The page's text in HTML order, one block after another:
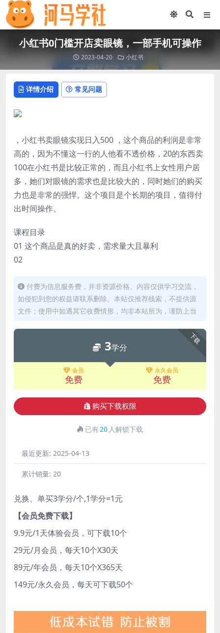
小红书0门槛开店卖眼镜，一部手机可操作
2023-04-20 小红书
详情介绍 常见问题
，小红书卖眼镜实现日入500 ，这个商品的利润是非常
高的，因为不懂这一行的人他看不透价格，20的东西卖
100在小红书是比较正常的，而且小红书上女性用户居
多，她们对眼镜的需求也是比较大的，同时她们的购买
力也是非常的强悍。这个项目是个长期的项目，值得付
出时间操作。
课程目录
01 这个商品是真的好卖，需求量大且暴利
02
付费为信息服务费，并非资源价格。内容仅供学习交流，
如侵犯到您的权益请联系删除。本站仅推荐线索，不提供源
文件；使用中如遇其它收费情形，均非本站所为，谨防上当
下载
3学分
会员
免费
永久会员
免费
购买下载权限
已有20 人解锁下载
最近更新: 2025-04-13
累计销量: 20
兑换、单买3学分/个,1学分=1元
【会员免费下载】
9.9元/1天体验会员，可下载10个
29元/月会员，每天10个X30天
89元/年会员，每天10个X365天
149元/永久会员，每天可下载50个